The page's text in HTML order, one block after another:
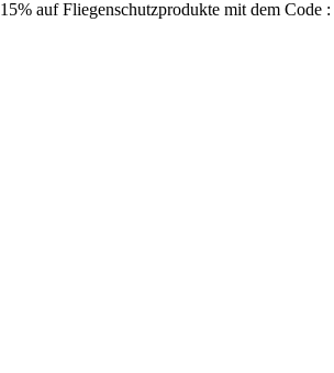
15% auf Fliegenschutzprodukte mit dem Code :